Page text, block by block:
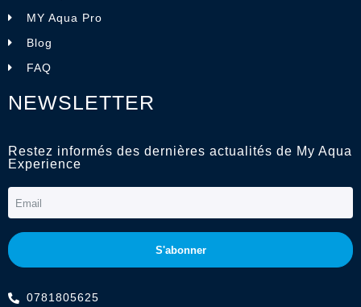
MY Aqua Pro
Blog
FAQ
NEWSLETTER
Restez informés des dernières actualités de My Aqua
Experience
S'abonner
0781805625